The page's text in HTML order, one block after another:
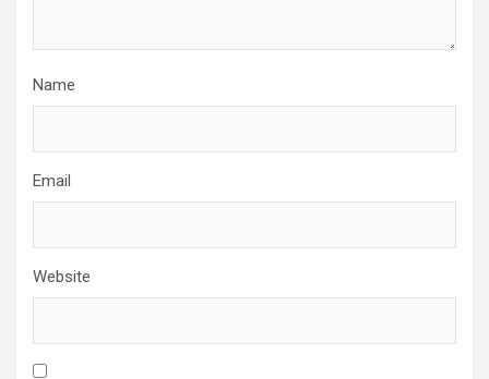
Name
Email
Website